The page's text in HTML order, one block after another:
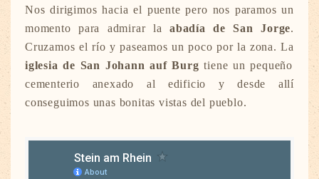
Nos dirigimos hacia el puente pero nos paramos un
momento para admirar la abadía de San Jorge.
Cruzamos el río y paseamos un poco por la zona. La
iglesia de San Johann auf Burg tiene un pequeño
cementerio anexado al edificio y desde allí
conseguimos unas bonitas vistas del pueblo.